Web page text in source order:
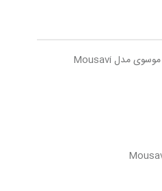
اره استخوان بر ماشین سازی موسوی مدل Mousavi